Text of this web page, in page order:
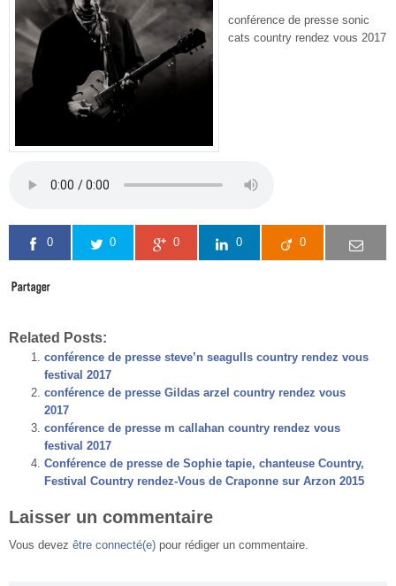
conférence de presse sonic
cats country rendez vous 2017
0 0 0 0 0
Related Posts:
conférence de presse steve’n seagulls country rendez vous
festival 2017
conférence de presse Gildas arzel country rendez vous
2017
conférence de presse m callahan country rendez vous
festival 2017
Conférence de presse de Sophie tapie, chanteuse Country,
Festival Country rendez-Vous de Craponne sur Arzon 2015
Laisser un commentaire
Vous devez être connecté(e) pour rédiger un commentaire.